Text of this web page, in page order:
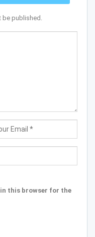
published.
in this browser for the